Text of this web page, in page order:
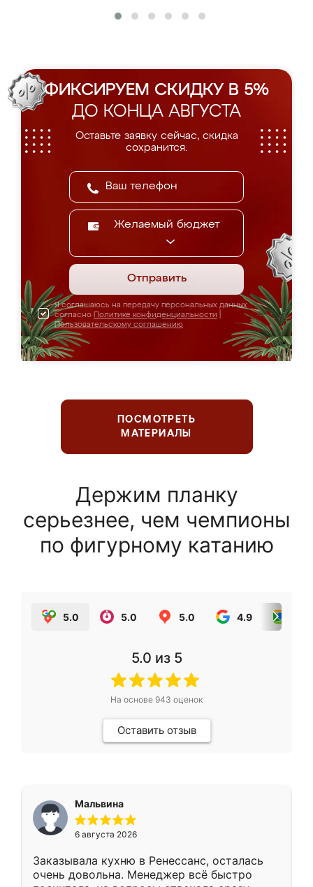
ФИКСИРУЕМ СКИДКУ В 5%
ДО КОНЦА АВГУСТА
Оставьте заявку сейчас, скидка
сохранится.
Желаемый бюджет
Отправить
Я соглашаюсь на передачу персональных данных
согласно Политике конфиденциальности
Пользовательскому соглашению
ПОСМОТРЕТЬ
МАТЕРИАЛЫ
Держим планку
серьезнее, чем чемпионы
по фигурному катанию
5.0 5.0 5.0 4.9
5.0 из 5
На основе 943 оценок
Оставить отзыв
Мальвина
6 августа 2026
Заказывала кухню в Ренессанс, осталась
очень довольна. Менеджер всё быстро